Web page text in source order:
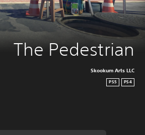
The Pedestrian
Skookum Arts LLC
PS4
PS5